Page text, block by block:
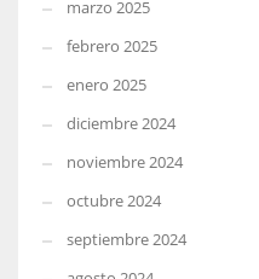
marzo 2025
febrero 2025
enero 2025
diciembre 2024
noviembre 2024
octubre 2024
septiembre 2024